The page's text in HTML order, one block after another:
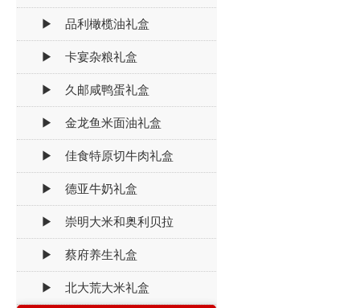
▶ 品利橄榄油礼盒
▶ 卡宴杂粮礼盒
▶ 久邮咸鸭蛋礼盒
▶ 金龙鱼米面油礼盒
▶ 佳食特原切牛肉礼盒
▶ 德亚牛奶礼盒
▶ 崇明大米和奥利贝拉
▶ 蔡府养生礼盒
▶ 北大荒大米礼盒